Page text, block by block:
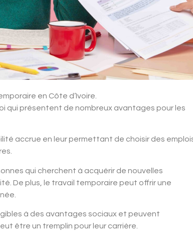
en Côte d’Ivoire.
qui présentent de nombreux avantages pour les
accrue en leur permettant de choisir des
qui cherchent à acquérir de nouvelles
De plus, le travail temporaire peut offrir une
à des avantages sociaux et peuvent
être un tremplin pour leur carrière.